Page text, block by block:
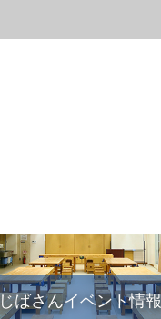
じばさんイベント情報